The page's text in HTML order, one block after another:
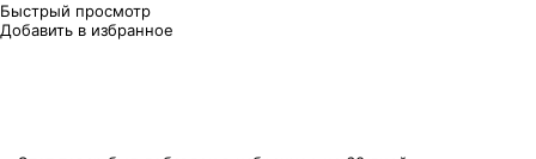
Быстрый просмотр
Добавить в избранное